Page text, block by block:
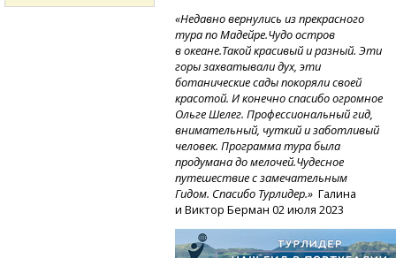
«Недавно вернулись из прекрасного
тура по Мадейре.Чудо остров
в океане.Такой красивый и разный. Эти
горы захватывали дух, эти
ботанические сады покоряли своей
красотой. И конечно спасибо огромное
Ольге Шелег. Профессиональный гид,
внимательный, чуткий и заботливый
человек. Программа тура была
продумана до мелочей.Чудесное
путешествие с замечательным
Гидом. Спасибо Турлидер.» Галина
и Виктор Берман 02 июля 2023